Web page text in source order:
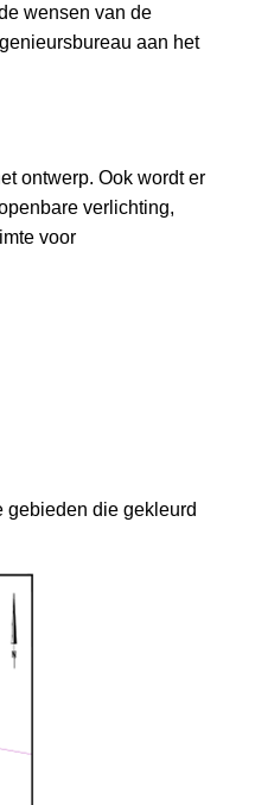
wensen van de
aan het
ontwerp. Ook wordt er
verlichting,
voor
gebieden die gekleurd